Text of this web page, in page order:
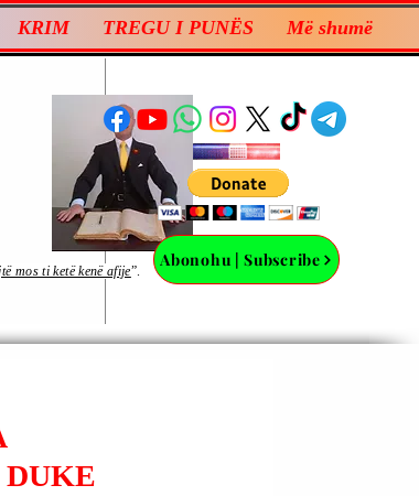
KRIM TREGU I PUNËS Më shumë
Abonohu | Subscribe
mos ti ketë kenë afije”.
DUKE